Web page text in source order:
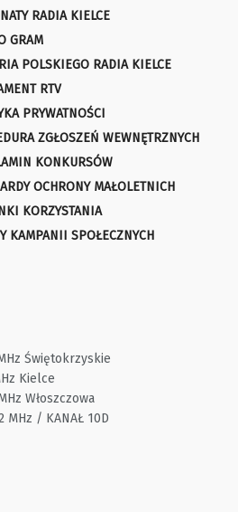
RADIA KIELCE
GRAM
POLSKIEGO RADIA KIELCE
RTV
PRYWATNOŚCI
ZGŁOSZEŃ WEWNĘTRZNYCH
KONKURSÓW
OCHRONY MAŁOLETNICH
KORZYSTANIA
KAMPANII SPOŁECZNYCH
Świętokrzyskie
Kielce
Włoszczowa
MHz / KANAŁ 10D